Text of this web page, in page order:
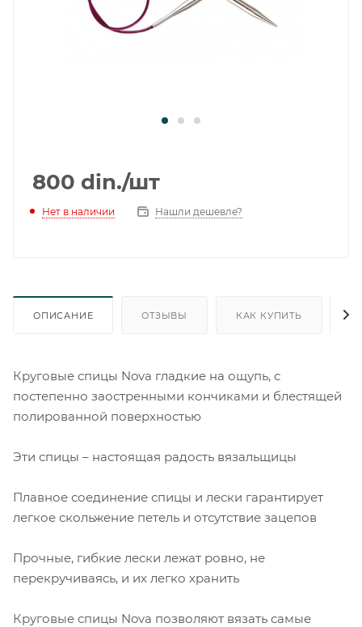
800 din./шт
Нет в наличии Нашли дешевле?
ОПИСАНИЕ ОТЗЫВЫ КАК КУПИТЬ
Круговые спицы Nova гладкие на ощупь, с
постепенно заостренными кончиками и блестящей
полированной поверхностью
Эти спицы – настоящая радость вязальщицы
Плавное соединение спицы и лески гарантирует
легкое скольжение петель и отсутствие зацепов
Прочные, гибкие лески лежат ровно, не
перекручиваясь, и их легко хранить
Круговые спицы Nova позволяют вязать самые